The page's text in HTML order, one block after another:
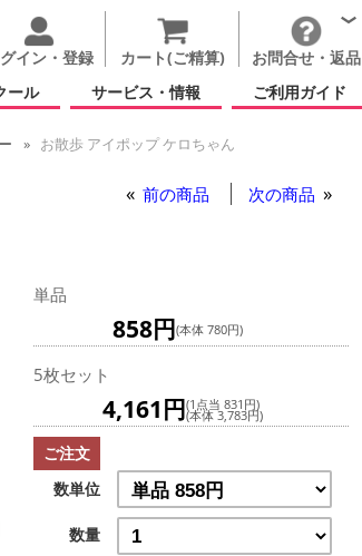
イン・登録 カート(ご精算)
お問合せ・返品
ール サービス・情報 ご利用ガイド
お散歩 アイポップ ケロちゃん
前の商品 次の商品
単品
858円(本体 780円)
5枚セット
4,161円(1点当 831円)
(本体 3,783円)
ご注文
数単位
数量